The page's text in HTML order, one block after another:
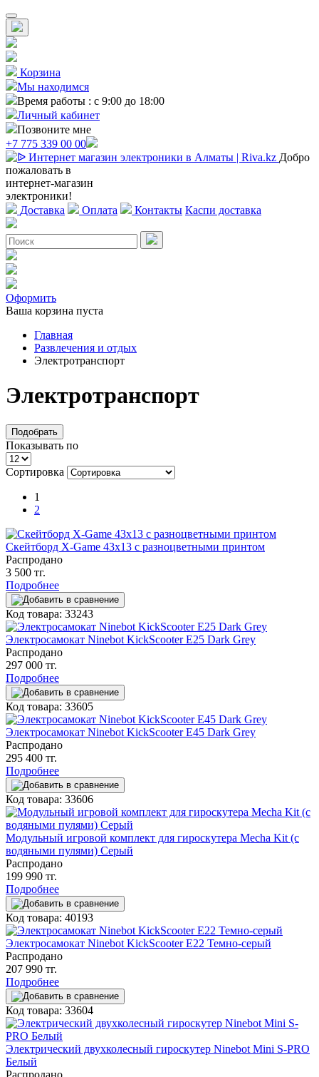
Корзина
Мы находимся
Время работы : с 9:00 до 18:00
Личный кабинет
Позвоните мне
+7 775 339 00 00
Добро
пожаловать в
интернет-магазин
электроники!
Доставка
Оплата Контакты Каспи доставка
Оформить
Ваша корзина пуста
Главная
Развлечения и отдых
Электротранспорт
Электротранспорт
Подобрать
Показывать по
Сортировка
1
2
Скейтборд X-Game 43x13 с разноцветными принтом
Распродано
3 500 тг.
Подробнее
Код товара: 33243
Электросамокат Ninebot KickScooter E25 Dark Grey
Распродано
297 000 тг.
Подробнее
Код товара: 33605
Электросамокат Ninebot KickScooter E45 Dark Grey
Распродано
295 400 тг.
Подробнее
Код товара: 33606
Модульный игровой комплект для гироскутера Mecha Kit (с
водяными пулями) Серый
Распродано
199 990 тг.
Подробнее
Код товара: 40193
Электросамокат Ninebot KickScooter E22 Темно-серый
Распродано
207 990 тг.
Подробнее
Код товара: 33604
Электрический двухколесный гироскутер Ninebot Mini S-PRO
Белый
Распродано